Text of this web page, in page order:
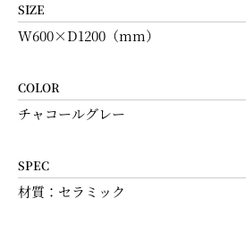
SIZE
W600×D1200（mm）
COLOR
チャコールグレー
SPEC
材質：セラミック